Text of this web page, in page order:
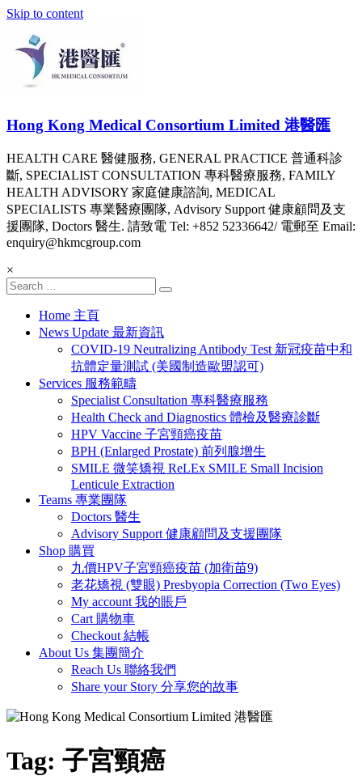
Skip to content
Hong Kong Medical Consortium Limited 港醫匯
HEALTH CARE 醫健服務, GENERAL PRACTICE 普通科診
斷, SPECIALIST CONSULTATION 專科醫療服務, FAMILY
HEALTH ADVISORY 家庭健康諮詢, MEDICAL
SPECIALISTS 專業醫療團隊, Advisory Support 健康顧問及支
援團隊, Doctors 醫生. 請致電 Tel: +852 52336642/ 電郵至 Email:
enquiry@hkmcgroup.com
×
Home 主頁
News Update 最新資訊
COVID-19 Neutralizing Antibody Test 新冠疫苗中和
抗體定量測試 (美國制造歐盟認可)
Services 服務範疇
Specialist Consultation 專科醫療服務
Health Check and Diagnostics 體檢及醫療診斷
HPV Vaccine 子宮頸癌疫苗
BPH (Enlarged Prostate) 前列腺增生
SMILE 微笑矯視 ReLEx SMILE Small Incision
Lenticule Extraction
Teams 專業團隊
Doctors 醫生
Advisory Support 健康顧問及支援團隊
Shop 購買
九價HPV子宮頸癌疫苗 (加衛苗9)
老花矯視 (雙眼) Presbyopia Correction (Two Eyes)
My account 我的賬戶
Cart 購物車
Checkout 結帳
About Us 集團簡介
Reach Us 聯絡我們
Share your Story 分享您的故事
Tag: 子宮頸癌